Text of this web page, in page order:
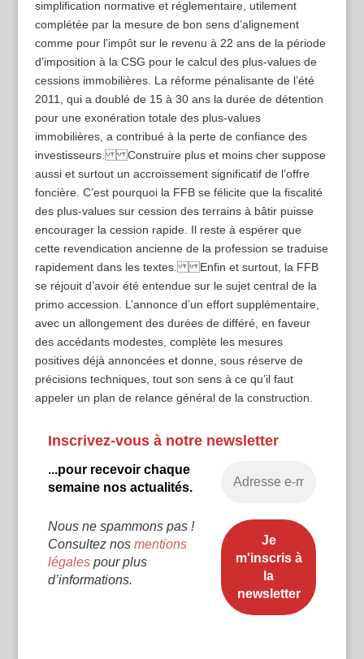
simplification normative et réglementaire, utilement
complétée par la mesure de bon sens d’alignement
comme pour l’impôt sur le revenu à 22 ans de la période
d’imposition à la CSG pour le calcul des plus-values de
cessions immobilières. La réforme pénalisante de l’été
2011, qui a doublé de 15 à 30 ans la durée de détention
pour une exonération totale des plus-values
immobilières, a contribué à la perte de confiance des
investisseurs. Construire plus et moins cher suppose
aussi et surtout un accroissement significatif de l’offre
foncière. C’est pourquoi la FFB se félicite que la fiscalité
des plus-values sur cession des terrains à bâtir puisse
encourager la cession rapide. Il reste à espérer que
cette revendication ancienne de la profession se traduise
rapidement dans les textes. Enfin et surtout, la FFB
se réjouit d’avoir été entendue sur le sujet central de la
primo accession. L’annonce d’un effort supplémentaire,
avec un allongement des durées de différé, en faveur
des accédants modestes, complète les mesures
positives déjà annoncées et donne, sous réserve de
précisions techniques, tout son sens à ce qu’il faut
appeler un plan de relance général de la construction.
Inscrivez-vous à notre newsletter
...pour recevoir chaque
semaine nos actualités.
Nous ne spammons pas !
Consultez nos mentions
légalespour plus
d’informations.